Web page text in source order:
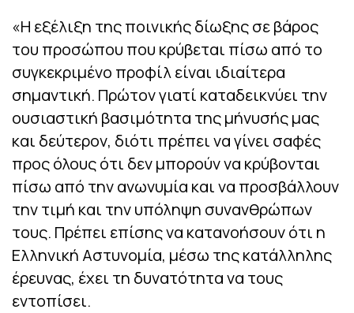
«Η εξέλιξη της ποινικής δίωξης σε βάρος
του προσώπου που κρύβεται πίσω από το
συγκεκριμένο προφίλ είναι ιδιαίτερα
σημαντική. Πρώτον γιατί καταδεικνύει την
ουσιαστική βασιμότητα της μήνυσής μας
και δεύτερον, διότι πρέπει να γίνει σαφές
προς όλους ότι δεν μπορούν να κρύβονται
πίσω από την ανωνυμία και να προσβάλλουν
την τιμή και την υπόληψη συνανθρώπων
τους. Πρέπει επίσης να κατανοήσουν ότι η
Ελληνική Αστυνομία, μέσω της κατάλληλης
έρευνας, έχει τη δυνατότητα να τους
εντοπίσει.